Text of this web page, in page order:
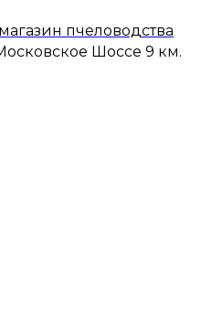
пчеловодства
Шоссе 9 км.